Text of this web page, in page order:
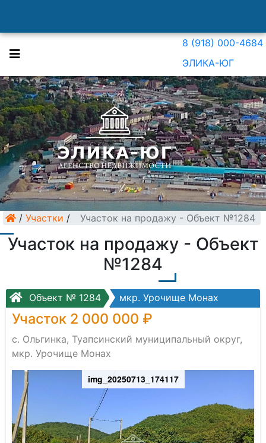
8 (918) 000-4684
ЭЛИКА-ЮГ
/ Участки / Участок на продажу - Объект №1284
Участок на продажу - Объект
№1284
Объект № 1284 мкр. Урочище Монах
Участок 2 000 000 ₽
с. Ольгинка, Туапсинский муниципальный округ,
мкр. Урочище Монах
img_20250713_174117